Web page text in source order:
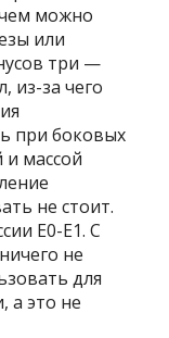
можно
или
три —
из-за чего
при боковых
и массой
не стоит.
E0-E1. С
не
для
а это не